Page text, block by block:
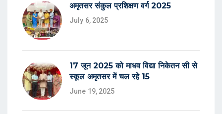
अमृतसर संकुल प्रशिक्षण वर्ग 2025
July 6, 2025
17 जून 2025 को माधव विद्या निकेतन सी से
स्कूल अमृतसर में चल रहे 15
June 19, 2025